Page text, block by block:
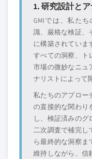
1. 研究設計と
GMIでは、私た
識、厳格な検証、
に構築されていま
すべての洞察、ト
市場の微妙なニュ
ナリストによって
私たちのアプロー
の直接的な関わり
し、検証済みの
二次調査で補完し
ら最終的な洞察ま
維持しながら、信